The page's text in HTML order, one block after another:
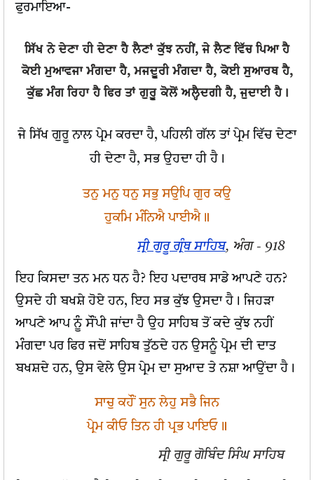
ਫੁਰਮਾਇਆ-
ਸਿੱਖ ਨੇ ਦੇਣਾ ਹੀ ਦੇਣਾ ਹੈ ਲੈਣਾਂ ਕੁੱਝ ਨਹੀਂ, ਜੇ ਲੈਣ ਵਿੱਚ ਪਿਆ ਹੈ
ਕੋਈ ਮੁਆਵਜਾ ਮੰਗਦਾ ਹੈ, ਮਜਦੂਰੀ ਮੰਗਦਾ ਹੈ, ਕੋਈ ਸੁਆਰਥ ਹੈ,
ਕੁੱਛ ਮੰਗ ਰਿਹਾ ਹੈ ਫਿਰ ਤਾਂ ਗੁਰੂ ਕੋਲੋਂ ਅਲ੍ਹੈਦਗੀ ਹੈ, ਜੁਦਾਈ ਹੈ।
ਜੇ ਸਿੱਖ ਗੁਰੂ ਨਾਲ ਪ੍ਰੇਮ ਕਰਦਾ ਹੈ, ਪਹਿਲੀ ਗੱਲ ਤਾਂ ਪ੍ਰੇਮ ਵਿੱਚ ਦੇਣਾ
ਹੀ ਦੇਣਾ ਹੈ, ਸਭ ਉਹਦਾ ਹੀ ਹੈ।
ਤਨੁ ਮਨੁ ਧਨੁ ਸਭੁ ਸਉਪਿ ਗੁਰ ਕਉ
ਹੁਕਮਿ ਮੰਨਿਐ ਪਾਈਐ॥
ਸ੍ਰੀ ਗੁਰੂ ਗ੍ਰੰਥ ਸਾਹਿਬ, ਅੰਗ - 918
ਇਹ ਕਿਸਦਾ ਤਨ ਮਨ ਧਨ ਹੈ? ਇਹ ਪਦਾਰਥ ਸਾਡੇ ਆਪਣੇ ਹਨ?
ਉਸਦੇ ਹੀ ਬਖਸ਼ੇ ਹੋਏ ਹਨ, ਇਹ ਸਭ ਕੁੱਝ ਉਸਦਾ ਹੈ। ਜਿਹੜਾ
ਆਪਣੇ ਆਪ ਨੂੰ ਸੌਂਪੀ ਜਾਂਦਾ ਹੈ ਉਹ ਸਾਹਿਬ ਤੋਂ ਕਦੇ ਕੁੱਝ ਨਹੀਂ
ਮੰਗਦਾ ਪਰ ਫਿਰ ਜਦੋਂ ਸਾਹਿਬ ਤੁੱਠਦੇ ਹਨ ਉਸਨੂੰ ਪ੍ਰੇਮ ਦੀ ਦਾਤ
ਬਖਸ਼ਦੇ ਹਨ, ਉਸ ਵੇਲੇ ਉਸ ਪ੍ਰੇਮ ਦਾ ਸੁਆਦ ਤੇ ਨਸ਼ਾ ਆਉਂਦਾ ਹੈ।
ਸਾਚੁ ਕਹੌਂ ਸੁਨ ਲੇਹੁ ਸਭੈ ਜਿਨ
ਪ੍ਰੇਮ ਕੀਓ ਤਿਨ ਹੀ ਪ੍ਰਭ ਪਾਇਓ॥
ਸ੍ਰੀ ਗੁਰੂ ਗੋਬਿੰਦ ਸਿੰਘ ਸਾਹਿਬ